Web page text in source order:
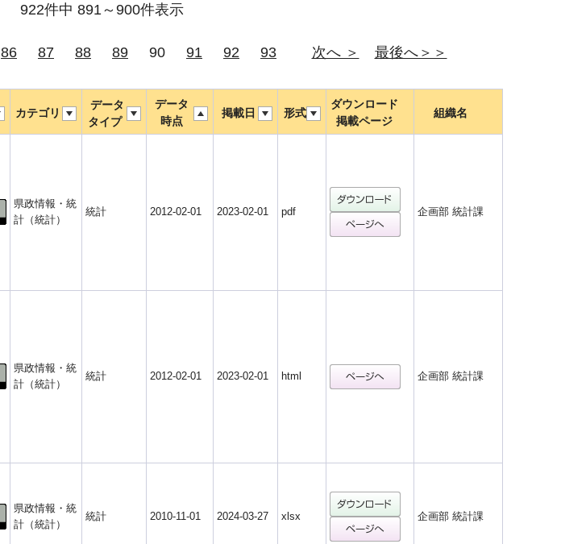
922件中 891～900件表示
86 87 88 89 90 91 92 93 次へ ＞ 最後へ＞＞
カテゴリ
データ
タイプ
データ
時点
掲載日 形式
ダウンロード
掲載ページ
組織名
県政情報・統
計（統計）
統計 2012-02-01 2023-02-01 pdf 企画部 統計課
県政情報・統
計（統計）
統計 2012-02-01 2023-02-01 html 企画部 統計課
県政情報・統
計（統計）
統計 2010-11-01 2024-03-27 xlsx 企画部 統計課